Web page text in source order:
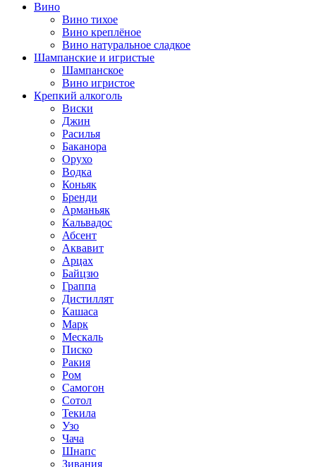
Вино
Вино тихое
Вино креплёное
Вино натуральное сладкое
Шампанские и игристые
Шампанское
Вино игристое
Крепкий алкоголь
Виски
Джин
Расилья
Баканора
Орухо
Водка
Коньяк
Бренди
Арманьяк
Кальвадос
Абсент
Аквавит
Арцах
Байцзю
Граппа
Дистиллят
Кашаса
Марк
Мескаль
Писко
Ракия
Ром
Самогон
Сотол
Текила
Узо
Чача
Шнапс
Зивания